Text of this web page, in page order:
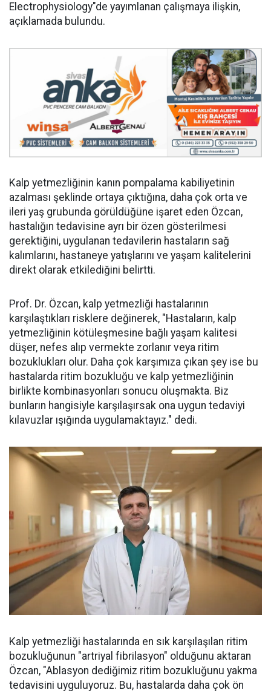
Electrophysiology"de yayımlanan çalışmaya ilişkin,
açıklamada bulundu.
Kalp yetmezliğinin kanın pompalama kabiliyetinin
azalması şeklinde ortaya çıktığına, daha çok orta ve
ileri yaş grubunda görüldüğüne işaret eden Özcan,
hastalığın tedavisine ayrı bir özen gösterilmesi
gerektiğini, uygulanan tedavilerin hastaların sağ
kalımlarını, hastaneye yatışlarını ve yaşam kalitelerini
direkt olarak etkilediğini belirtti.
Prof. Dr. Özcan, kalp yetmezliği hastalarının
karşılaştıkları risklere değinerek, "Hastaların, kalp
yetmezliğinin kötüleşmesine bağlı yaşam kalitesi
düşer, nefes alıp vermekte zorlanır veya ritim
bozuklukları olur. Daha çok karşımıza çıkan şey ise bu
hastalarda ritim bozukluğu ve kalp yetmezliğinin
birlikte kombinasyonları sonucu oluşmakta. Biz
bunların hangisiyle karşılaşırsak ona uygun tedaviyi
kılavuzlar ışığında uygulamaktayız." dedi.
Kalp yetmezliği hastalarında en sık karşılaşılan ritim
bozukluğunun "artriyal fibrilasyon" olduğunu aktaran
Özcan, "Ablasyon dediğimiz ritim bozukluğunu yakma
tedavisini uyguluyoruz. Bu, hastalarda daha çok ön